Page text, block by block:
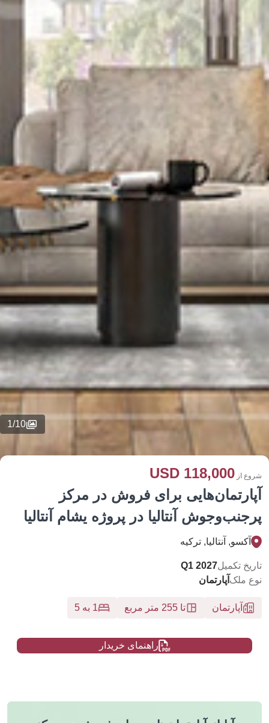
1/10
آپارتمان‌هایی برای فروش در مرکز
پرجنب‌وجوش آنتالیا در پروژه یشام آنتالیا
شروع از 118,000 USD
آکسو, آنتالیا, تركيه
تاریخ تکمیلQ1 2027
نوع ملک آپارتمان
آپارتمان تا 255 متر مربع 1 به 5
راهنمای خریدار